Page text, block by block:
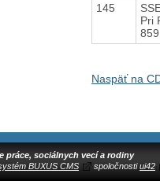
145
Pri
Naspäť na
práce, sociálnych vecí a rodiny
BUXUS CMS spoločnostiui42